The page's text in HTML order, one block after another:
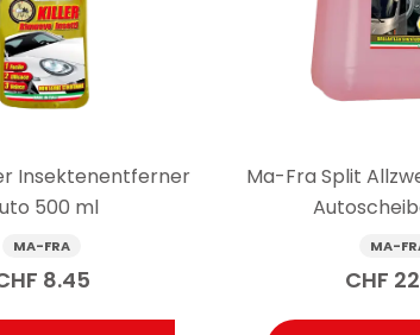
Bolzen, Schlössern, Scharnieren und
kann eine einzige Anwendung ausreichen;
Insektenentferner
500 ml
MA-FRA
8.45
Ma-Fra Split
MA-
CHF